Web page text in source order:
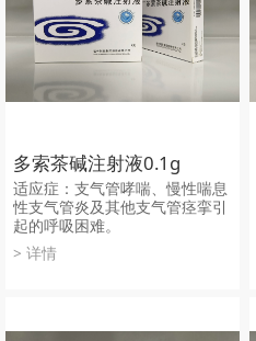
多索茶碱注射液0.1g
适应症：支气管哮喘、慢性喘息
性支气管炎及其他支气管痉挛引
起的呼吸困难。
> 详情